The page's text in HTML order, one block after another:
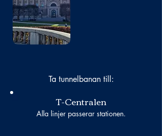
Ta tunnelbanan till:
T-Centralen
Alla linjer passerar stationen.